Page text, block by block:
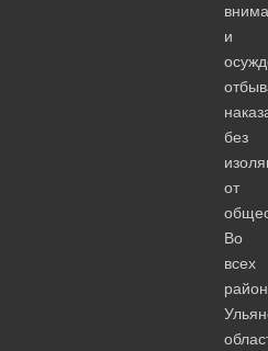
и
без
от
Во
всех